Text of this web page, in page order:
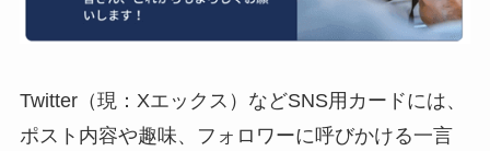
Twitter（現：Xエックス）などSNS用カードには、
ポスト内容や趣味、フォロワーに呼びかける一言